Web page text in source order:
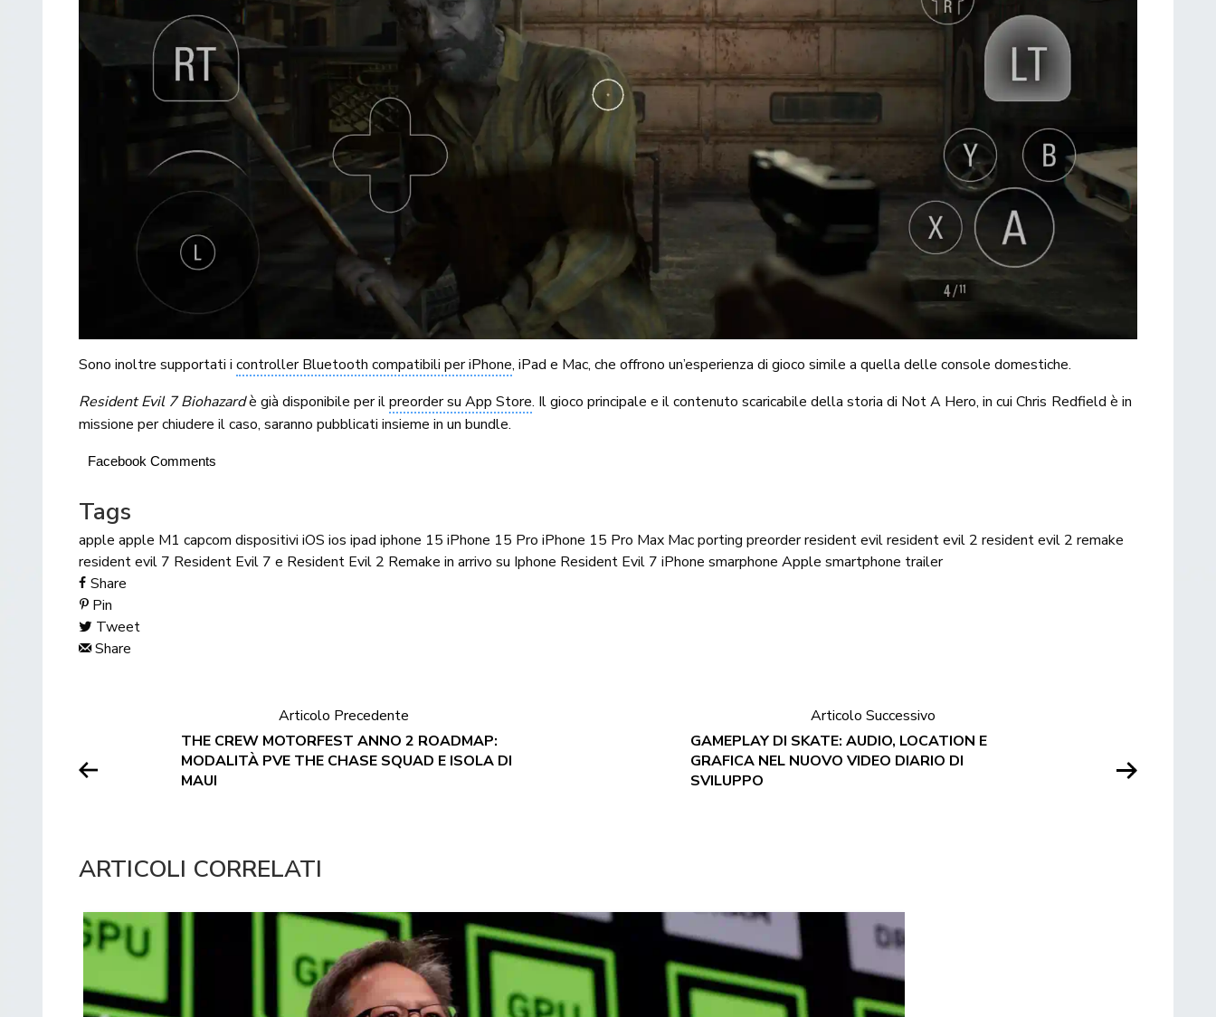
Sono inoltre supportati icontroller Bluetooth compatibili per iPhone, iPad e Mac, che offrono un’esperienza di gioco simile a quella delle console domestiche.
Resident Evil 7 Biohazardè già disponibile per ilpreorder su App Store. Il gioco principale e il contenuto scaricabile della storia di Not A Hero, in cui Chris Redfield è in
missione per chiudere il caso, saranno pubblicati insieme in un bundle.
Facebook Comments
Tags
apple apple M1 capcom dispositivi iOS ios ipad iphone 15 iPhone 15 Pro iPhone 15 Pro Max Macporting preorderresident evilresident evil 2 resident evil 2 remake
resident evil 7 Resident Evil 7 e Resident Evil 2 Remake in arrivo su Iphone Resident Evil 7 iPhone smarphone Apple smartphone trailer
Share
Pin
Tweet
Share
Articolo Precedente
THE CREW MOTORFEST ANNO 2 ROADMAP:
MODALITÀ PVE THE CHASE SQUAD E ISOLA DI
MAUI
Articolo Successivo
GAMEPLAY DI SKATE: AUDIO, LOCATION E
GRAFICA NEL NUOVO VIDEO DIARIO DI
SVILUPPO
ARTICOLI CORRELATI